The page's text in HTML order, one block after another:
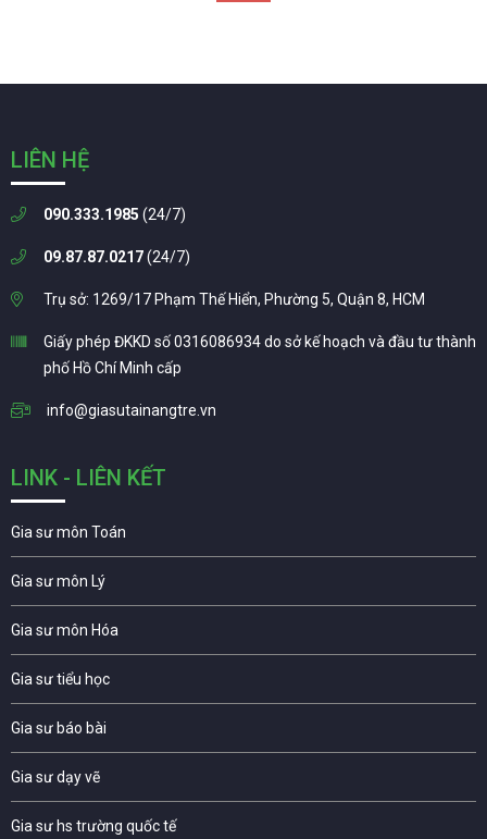
LIÊN HỆ
090.333.1985 (24/7)
09.87.87.0217(24/7)
Trụ sở: 1269/17 Phạm Thế Hiển, Phường 5, Quận 8, HCM
Giấy phép ĐKKD số 0316086934 do sở kế hoạch và đầu tư thành
phố Hồ Chí Minh cấp
info@giasutainangtre.vn
LINK - LIÊN KẾT
Gia sư môn Toán
Gia sư môn Lý
Gia sư môn Hóa
Gia sư tiểu học
Gia sư báo bài
Gia sư dạy vẽ
Gia sư hs trường quốc tế